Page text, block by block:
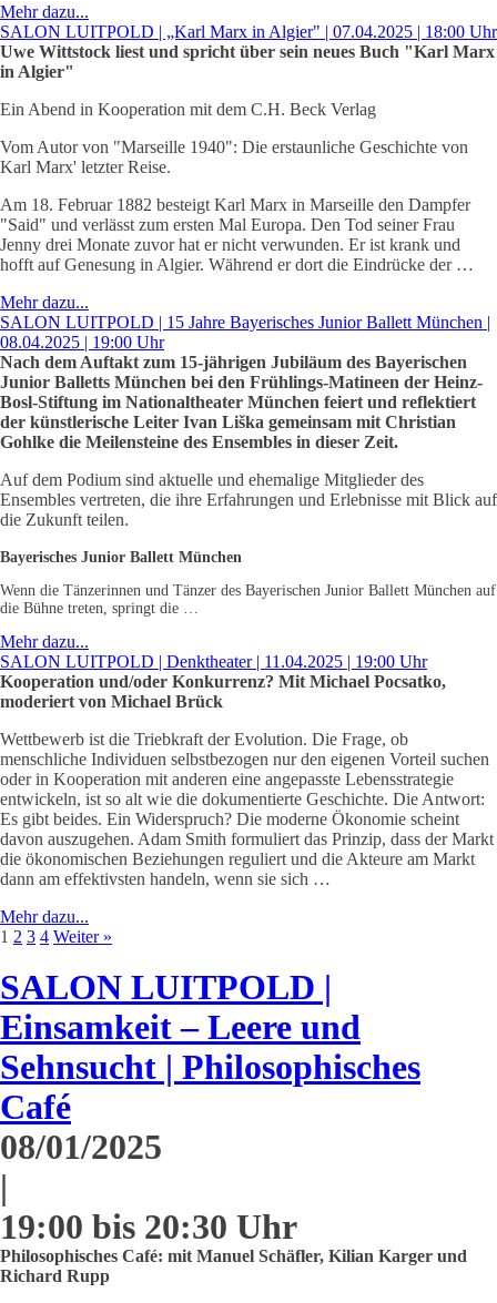
Mehr dazu...
SALON LUITPOLD | „Karl Marx in Algier" | 07.04.2025 | 18:00 Uhr
Uwe Wittstock liest und spricht über sein neues Buch "Karl Marx
in Algier"
Ein Abend in Kooperation mit dem C.H. Beck Verlag
Vom Autor von "Marseille 1940": Die erstaunliche Geschichte von
Karl Marx' letzter Reise.
Am 18. Februar 1882 besteigt Karl Marx in Marseille den Dampfer
"Said" und verlässt zum ersten Mal Europa. Den Tod seiner Frau
Jenny drei Monate zuvor hat er nicht verwunden. Er ist krank und
hofft auf Genesung in Algier. Während er dort die Eindrücke der …
Mehr dazu...
SALON LUITPOLD | 15 Jahre Bayerisches Junior Ballett München |
08.04.2025 | 19:00 Uhr
Nach dem Auftakt zum 15-jährigen Jubiläum des Bayerischen
Junior Balletts München bei den Frühlings-Matineen der Heinz-
Bosl-Stiftung im Nationaltheater München feiert und reflektiert
der künstlerische Leiter Ivan Liška gemeinsam mit Christian
Gohlke die Meilensteine des Ensembles in dieser Zeit.
Auf dem Podium sind aktuelle und ehemalige Mitglieder des
Ensembles vertreten, die ihre Erfahrungen und Erlebnisse mit Blick auf
die Zukunft teilen.
Bayerisches Junior Ballett München
Wenn die Tänzerinnen und Tänzer des Bayerischen Junior Ballett München auf
die Bühne treten, springt die …
Mehr dazu...
SALON LUITPOLD | Denktheater | 11.04.2025 | 19:00 Uhr
Kooperation und/oder Konkurrenz? Mit Michael Pocsatko,
moderiert von Michael Brück
Wettbewerb ist die Triebkraft der Evolution. Die Frage, ob
menschliche Individuen selbstbezogen nur den eigenen Vorteil suchen
oder in Kooperation mit anderen eine angepasste Lebensstrategie
entwickeln, ist so alt wie die dokumentierte Geschichte. Die Antwort:
Es gibt beides. Ein Widerspruch? Die moderne Ökonomie scheint
davon auszugehen. Adam Smith formuliert das Prinzip, dass der Markt
die ökonomischen Beziehungen reguliert und die Akteure am Markt
dann am effektivsten handeln, wenn sie sich …
Mehr dazu...
1 2 3 4 Weiter »
SALON LUITPOLD |
Einsamkeit – Leere und
Sehnsucht | Philosophisches
Café
08/01/2025
|
19:00 bis 20:30 Uhr
Philosophisches Café: mit Manuel Schäfler, Kilian Karger und
Richard Rupp